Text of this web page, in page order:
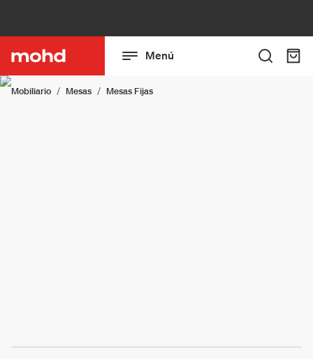
Menú
Mobiliario Mesas Mesas Fijas